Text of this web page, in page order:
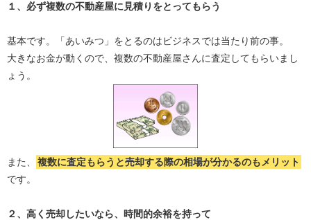
１、必ず複数の不動産屋に見積り をとってもらう
基本です。「あいみつ」をとるのはビジネスでは当たり前の事。
大きなお金が動くので、複数の不動産屋さんに査定してもらいまし
ょう。
また、 複数に査定もらうと売却する際の相場が分かるのもメリット
です。
２、高く売却したいなら、時間的余裕を持って